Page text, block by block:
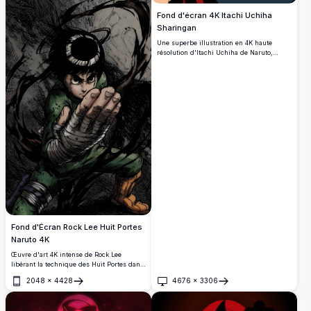
Fond d'Écran Rock Lee Huit Portes
Naruto 4K
Œuvre d'art 4K intense de Rock Lee
libérant la technique des Huit Portes dans
Naruto. Présente une énergie sombre
dynamique, une combinaison verte usée
par les combats et une posture de combat
taijutsu avec des détails haute résolution
2048 × 4428
Ouvrir
Fond d'écran 4K Itachi Uchiha
Sharingan
Une superbe illustration en 4K haute
résolution d'Itachi Uchiha de Naruto,
4676 × 3306
Ouvrir